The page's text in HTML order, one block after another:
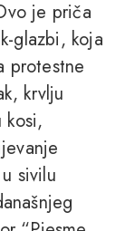
je priča
glazbi, koja
protestne
krvlju
sivilu